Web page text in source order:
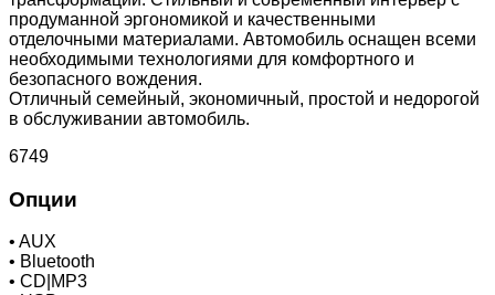
продуманной эргономикой и качественными
отделочными материалами. Автомобиль оснащен всеми
необходимыми технологиями для комфортного и
безопасного вождения.
Отличный семейный, экономичный, простой и недорогой
в обслуживании автомобиль.
6749
Опции
• AUX
• Bluetooth
• CD|MP3